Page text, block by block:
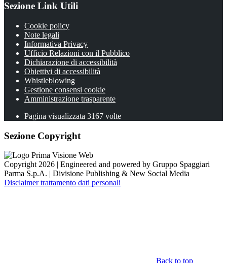
Sezione Link Utili
Cookie policy
Note legali
Informativa Privacy
Ufficio Relazioni con il Pubblico
Dichiarazione di accessibilità
Obiettivi di accessibilità
Whistleblowing
Gestione consensi cookie
Amministrazione trasparente
Pagina visualizzata 3167 volte
Sezione Copyright
Copyright 2026 | Engineered and powered by Gruppo Spaggiari
Parma S.p.A. | Divisione Publishing & New Social Media
Disclaimer trattamento dati personali
Back to top